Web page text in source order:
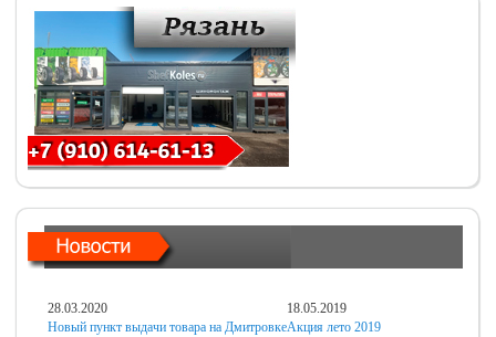
28.03.2020
Новый пункт выдачи товара на Дмитровке
18.05.2019
Акция лето 2019